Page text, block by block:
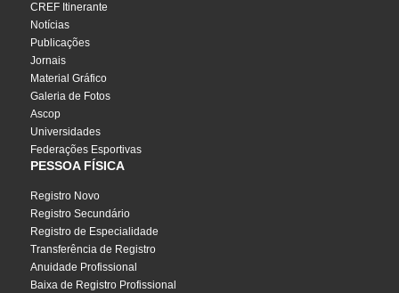
CREF Itinerante
Notícias
Publicações
Jornais
Material Gráfico
Galeria de Fotos
Ascop
Universidades
Federações Esportivas
PESSOA FÍSICA
Registro Novo
Registro Secundário
Registro de Especialidade
Transferência de Registro
Anuidade Profissional
Baixa de Registro Profissional